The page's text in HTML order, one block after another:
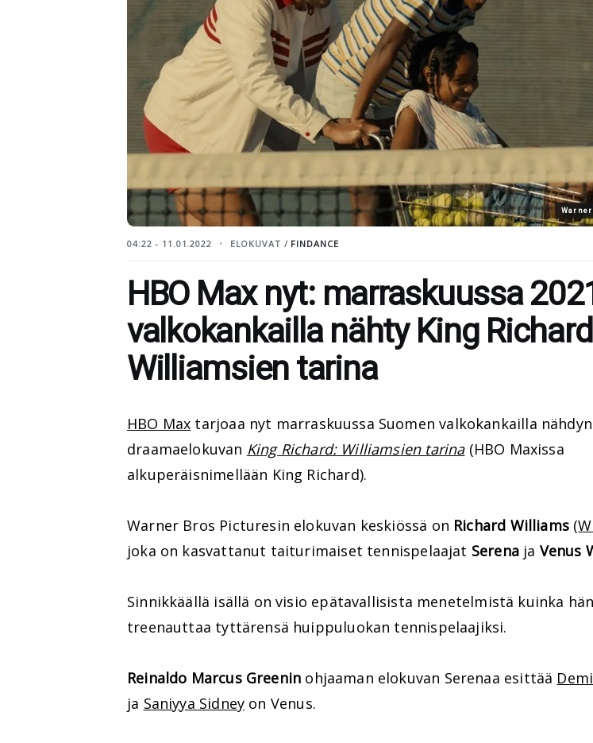
04:22 - 11.01.2022 ELOKUVAT / FINDANCE
HBO Max nyt: marraskuussa
valkokankailla nähty King
Williamsien tarina
HBO Max tarjoaa nyt marraskuussa Suomen valkokankailla nähdyn
draamaelokuvan King Richard: Williamsien tarina(HBO Maxissa
alkuperäisnimellään King Richard).
Warner Bros Picturesin elokuvan keskiössä on Richard Williams (
joka on kasvattanut taiturimaiset tennispelaajat Serenaja Venus
Sinnikkäällä isällä on visio epätavallisista menetelmistä kuinka hän
treenauttaa tyttärensä huippuluokan tennispelaajiksi.
Reinaldo Marcus Greenin ohjaaman elokuvan Serenaa esittää
ja Saniyya Sidney on Venus.